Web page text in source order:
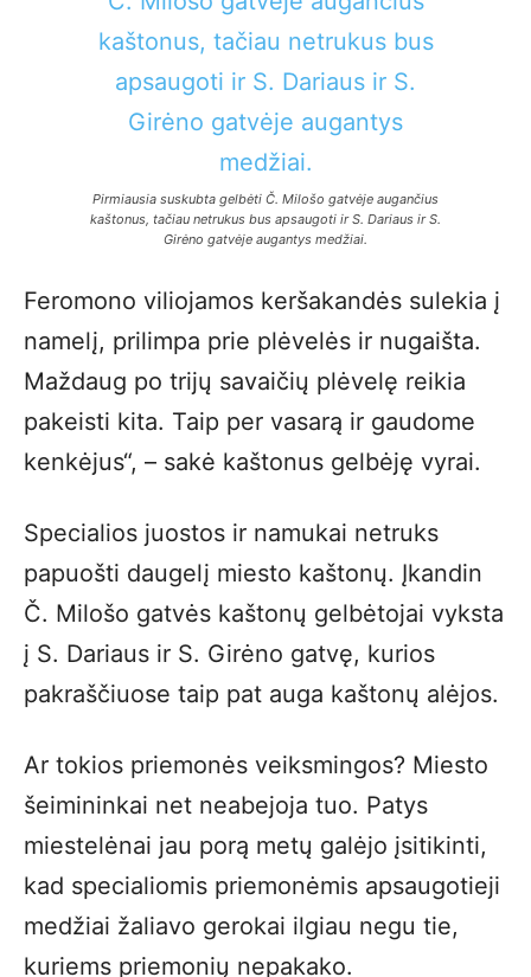
Pirmiausia suskubta gelbėti Č. Milošo gatvėje augančius
kaštonus, tačiau netrukus bus apsaugoti ir S. Dariaus ir S.
Girėno gatvėje augantys medžiai.
Feromono viliojamos keršakandės sulekia į
namelį, prilimpa prie plėvelės ir nugaišta.
Maždaug po trijų savaičių plėvelę reikia
pakeisti kita. Taip per vasarą ir gaudome
kenkėjus“, – sakė kaštonus gelbėję vyrai.
Specialios juostos ir namukai netruks
papuošti daugelį miesto kaštonų. Įkandin
Č. Milošo gatvės kaštonų gelbėtojai vyksta
į S. Dariaus ir S. Girėno gatvę, kurios
pakraščiuose taip pat auga kaštonų alėjos.
Ar tokios priemonės veiksmingos? Miesto
šeimininkai net neabejoja tuo. Patys
miestelėnai jau porą metų galėjo įsitikinti,
kad specialiomis priemonėmis apsaugotieji
medžiai žaliavo gerokai ilgiau negu tie,
kuriems priemonių nepakako.